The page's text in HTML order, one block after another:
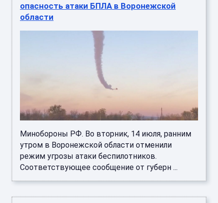
опасность атаки БПЛА в Воронежской
области
Минобороны РФ. Во вторник, 14 июля, ранним
утром в Воронежской области отменили
режим угрозы атаки беспилотников.
Соответствующее сообщение от губерн ...